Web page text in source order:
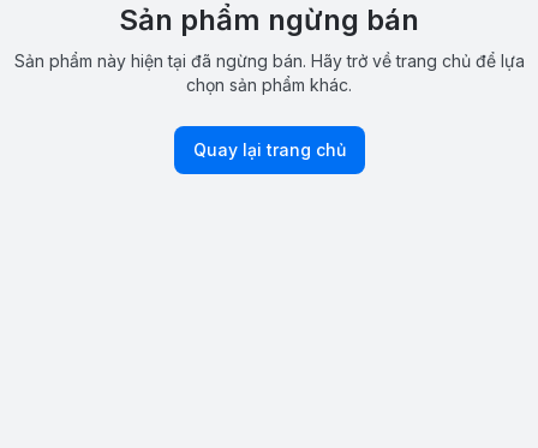
Sản phẩm ngừng bán
Sản phẩm này hiện tại đã ngừng bán. Hãy trở về trang chủ để lựa
chọn sản phẩm khác.
Quay lại trang chủ